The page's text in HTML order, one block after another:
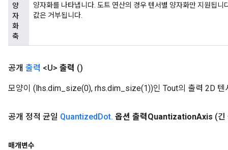
양
자
화
축
양자화를 나타냅니다. 도트 연산의 경우 텐서별 양자화만 지원됩
값은 거부됩니다.
공개 출력 <U> 출력 ()
모양이 (lhs.dim_size(0), rhs.dim_size(1))인 Tout의 출력 2D 텐
공개 정적 균일 QuantizedDot. 옵션 출력QuantizationAxis (긴
매개변수